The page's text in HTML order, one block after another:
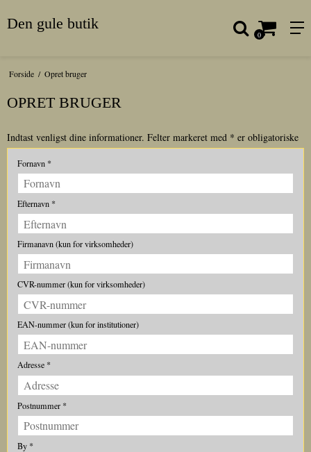
Den gule butik
0
Forside / Opret bruger
OPRET BRUGER
Indtast venligst dine informationer. Felter markeret med * er obligatoriske
Fornavn *
Efternavn *
Firmanavn (kun for virksomheder)
CVR-nummer (kun for virksomheder)
EAN-nummer (kun for institutioner)
Adresse *
Postnummer *
By *